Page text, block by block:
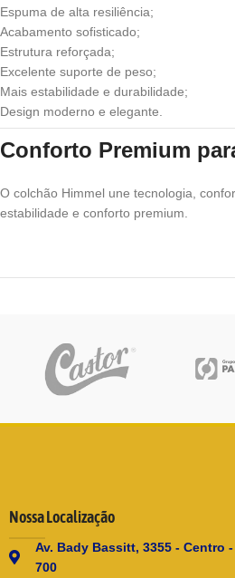
Espuma de alta resiliência;
Acabamento sofisticado;
Estrutura reforçada;
Excelente suporte de peso;
Mais estabilidade e durabilidade;
Design moderno e elegante.
Conforto Premium
O colchão Himmel une tecnologia,
estabilidade e conforto premium.
Nossa Localização
Av. Bady Bassitt, 3355 - Centro
700